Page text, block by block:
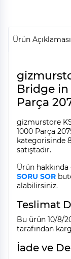
Ürün Açıklaması
Bridge in
Parça
gizmurstore
1000 Parça
kategorisinde
satıştadır.
Ürün
SORU SOR
alabilirsiniz.
Teslimat
Bu ürün 10/8/
tarafından
İade ve